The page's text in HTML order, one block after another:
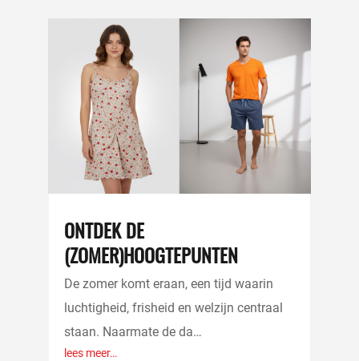
ONTDEK DE
(ZOMER)HOOGTEPUNTEN
De zomer komt eraan, een tijd waarin
luchtigheid, frisheid en welzijn centraal
staan. Naarmate de da…
lees meer…